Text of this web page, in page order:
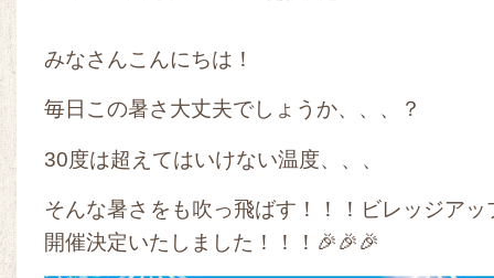
みなさんこんにちは！
毎日この暑さ大丈夫でしょうか、、、？
30度は超えてはいけない温度、、、
そんな暑さをも吹っ飛ばす！！！ビレッジア
開催決定いたしました！！！🎉🎉🎉